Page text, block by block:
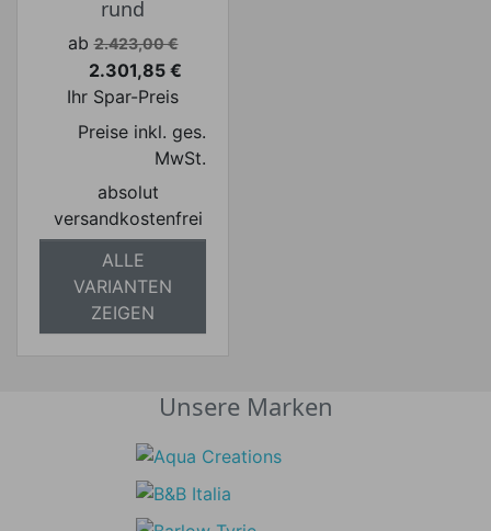
rund
Verkaufspreis
ab 2.423,00 €
Preis
2.301,85 €
Ihr Spar-Preis
Preise inkl. ges.
MwSt.
absolut
versandkostenfrei
ALLE
VARIANTEN
ZEIGEN
Unsere Marken